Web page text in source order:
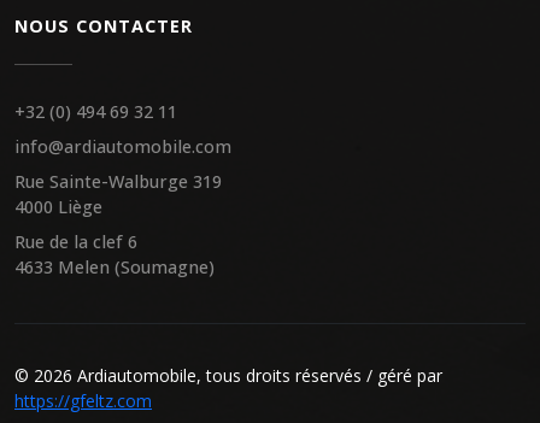
NOUS CONTACTER
+32 (0) 494 69 32 11
info@ardiautomobile.com
Rue Sainte-Walburge 319
4000 Liège
Rue de la clef 6
4633 Melen (Soumagne)
© 2026 Ardiautomobile, tous droits réservés / géré par
https://gfeltz.com